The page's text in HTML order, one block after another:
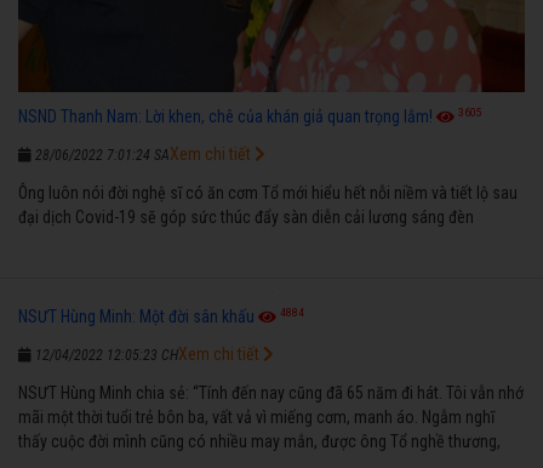
NSND Thanh Nam: Lời khen, chê của khán giả quan trọng lắm! 3605
28/06/2022 7:01:24 SA
Ông luôn nói đời nghệ sĩ có ăn cơm Tổ mới hiểu hết nỗi niềm và tiết lộ sau
đại dịch Covid-19 sẽ góp sức thúc đẩy sàn diễn cải lương sáng đèn
Xem chi tiết
NSƯT Hùng Minh: Một đời sân khấu 4884
12/04/2022 12:05:23 CH
NSƯT Hùng Minh chia sẻ: “Tính đến nay cũng đã 65 năm đi hát. Tôi vẫn nhớ
mãi một thời tuổi trẻ bôn ba, vất vả vì miếng cơm, manh áo. Ngẫm nghĩ
thấy cuộc đời mình cũng có nhiều may mắn, được ông Tổ nghề thương,
Xem chi tiết